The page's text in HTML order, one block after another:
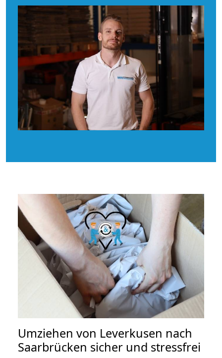
Umziehen von Leverkusen nach
Saarbrücken sicher und stressfrei